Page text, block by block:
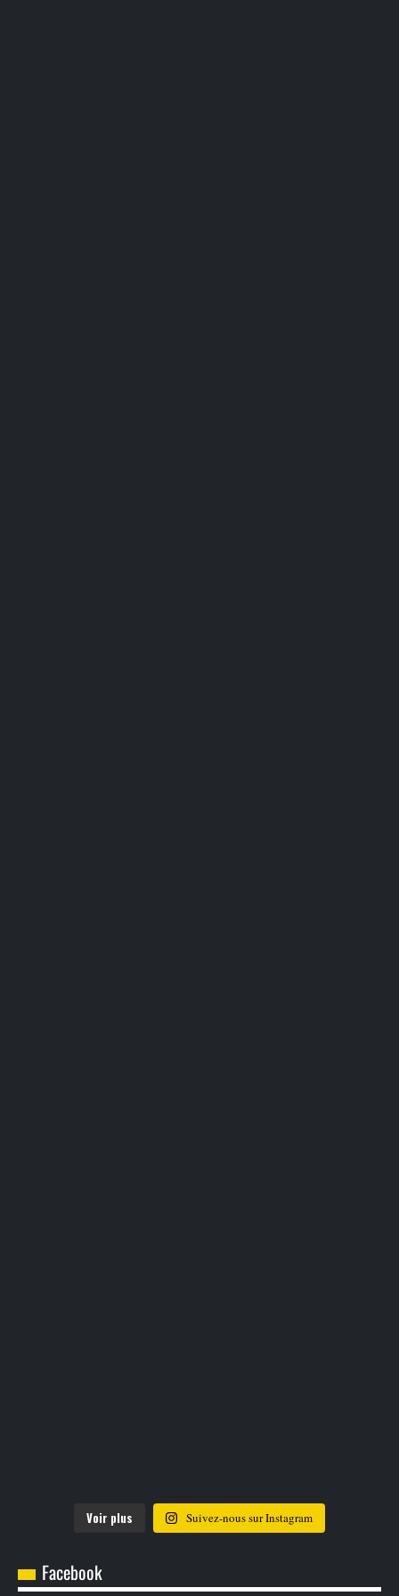
Voir plus Suivez-nous sur Instagram
Facebook